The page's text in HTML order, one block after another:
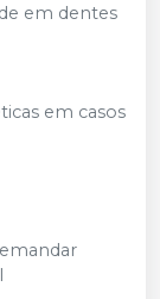
em dentes
em casos